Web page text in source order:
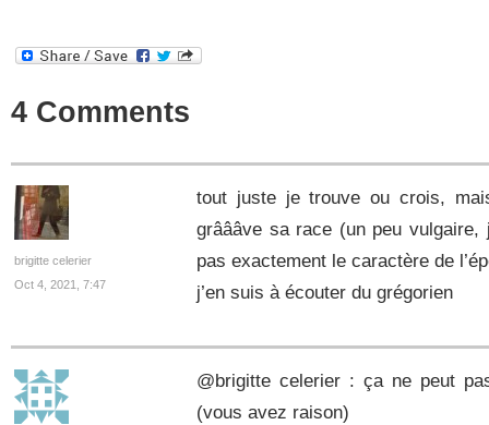
4 Comments
brigitte celerier
Oct 4, 2021, 7:47
tout juste je trouve ou crois,
grâââve sa race (un peu vulgaire,
pas exactement le caractère de
j’en suis à écouter du grégorien
@brigitte celerier : ça ne peut
(vous avez raison)